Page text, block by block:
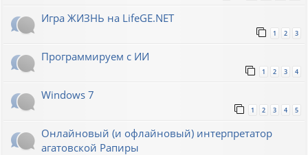
Игра ЖИЗНЬ на LifeGE.NET
1 2 3
Программируем с ИИ
1 2 3 4
Windows 7
1 2 3 4 5
Онлайновый (и офлайновый) интерпретатор
агатовской Рапиры